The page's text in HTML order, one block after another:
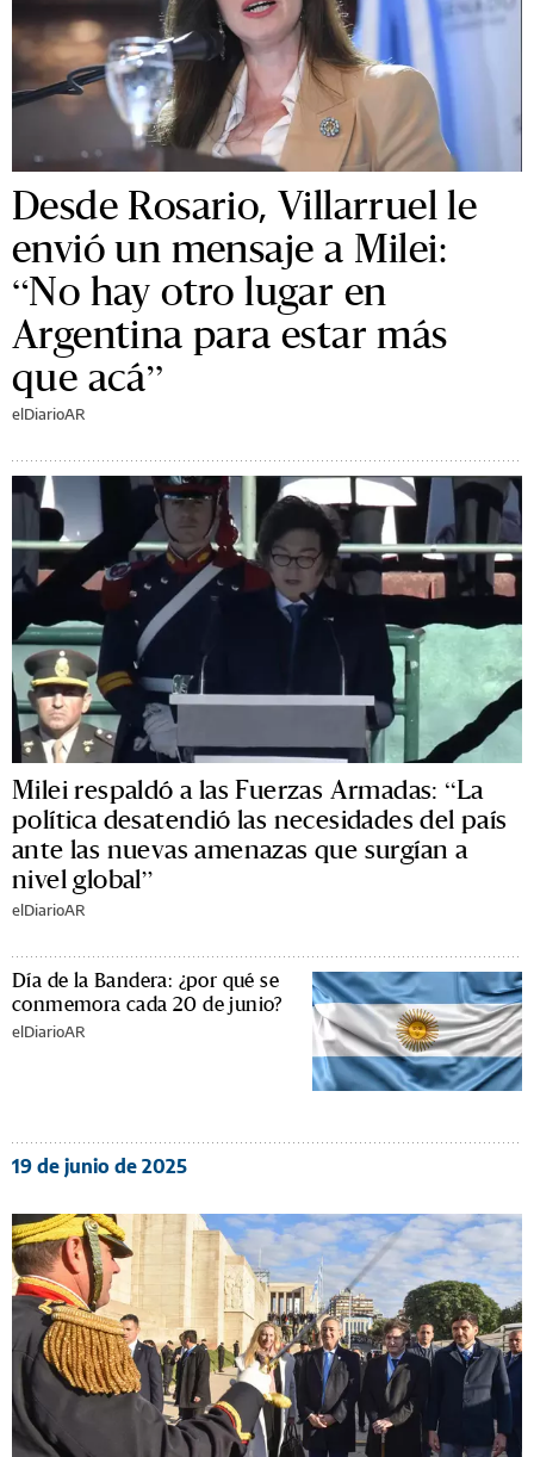
Desde Rosario, Villarruel le
envió un mensaje a Milei:
“No hay otro lugar en
Argentina para estar más
que acá”
elDiarioAR
Milei respaldó a las Fuerzas Armadas: “La
política desatendió las necesidades del país
ante las nuevas amenazas que surgían a
nivel global”
elDiarioAR
Día de la Bandera: ¿por qué se
conmemora cada 20 de junio?
elDiarioAR
19 de junio de 2025